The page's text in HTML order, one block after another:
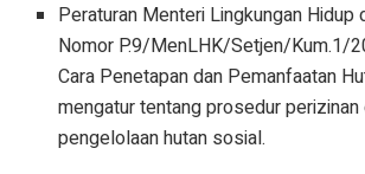
Peraturan Menteri Lingkungan Hidup
Nomor P.9/MenLHK/Setjen/Kum.1/
Cara Penetapan dan Pemanfaatan
mengatur tentang prosedur
pengelolaan hutan sosial.